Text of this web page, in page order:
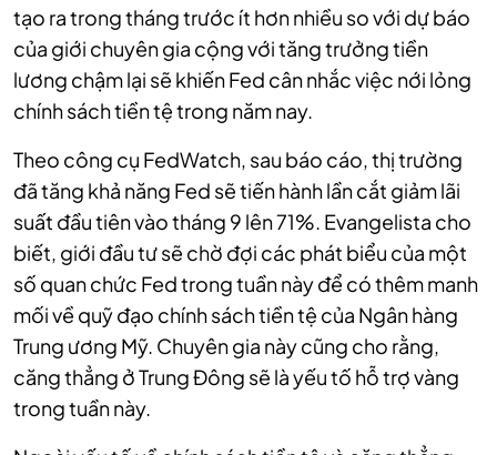
tạo ra trong tháng trước ít hơn nhiều so với dự báo
của giới chuyên gia cộng với tăng trưởng tiền
lương chậm lại sẽ khiến Fed cân nhắc việc nới lỏng
chính sách tiền tệ trong năm nay.
Theo công cụ FedWatch, sau báo cáo, thị trường
đã tăng khả năng Fed sẽ tiến hành lần cắt giảm lãi
suất đầu tiên vào tháng 9 lên 71%. Evangelista cho
biết, giới đầu tư sẽ chờ đợi các phát biểu của một
số quan chức Fed trong tuần này để có thêm manh
mối về quỹ đạo chính sách tiền tệ của Ngân hàng
Trung ương Mỹ. Chuyên gia này cũng cho rằng,
căng thẳng ở Trung Đông sẽ là yếu tố hỗ trợ vàng
trong tuần này.